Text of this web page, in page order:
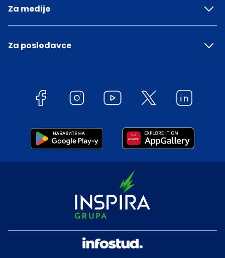
Za medije
Za poslodavce